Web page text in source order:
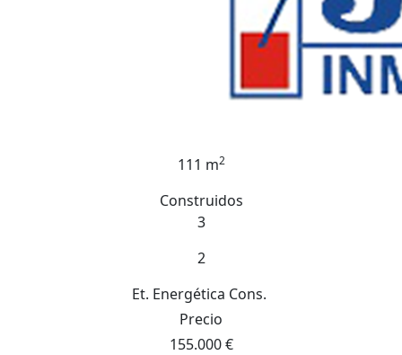
111 m2
Construidos
3
2
Et. Energética Cons.
Precio
155.000 €